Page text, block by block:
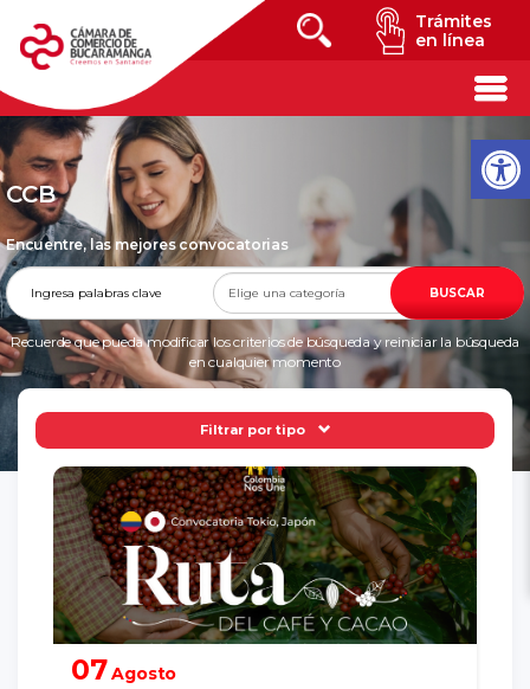
Trámites
en línea
CCB
Encuentre, las mejores convocatorias
BUSCAR
Recuerde que pueda modificar los criterios de búsqueda y reiniciar la búsqueda
en cualquier momento
Filtrar por tipo
07Agosto